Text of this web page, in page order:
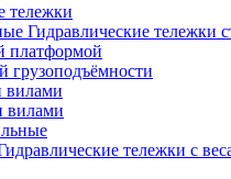
тележки
Гидравлические тележки
платформой
грузоподъёмности
вилами
вилами
тележки с